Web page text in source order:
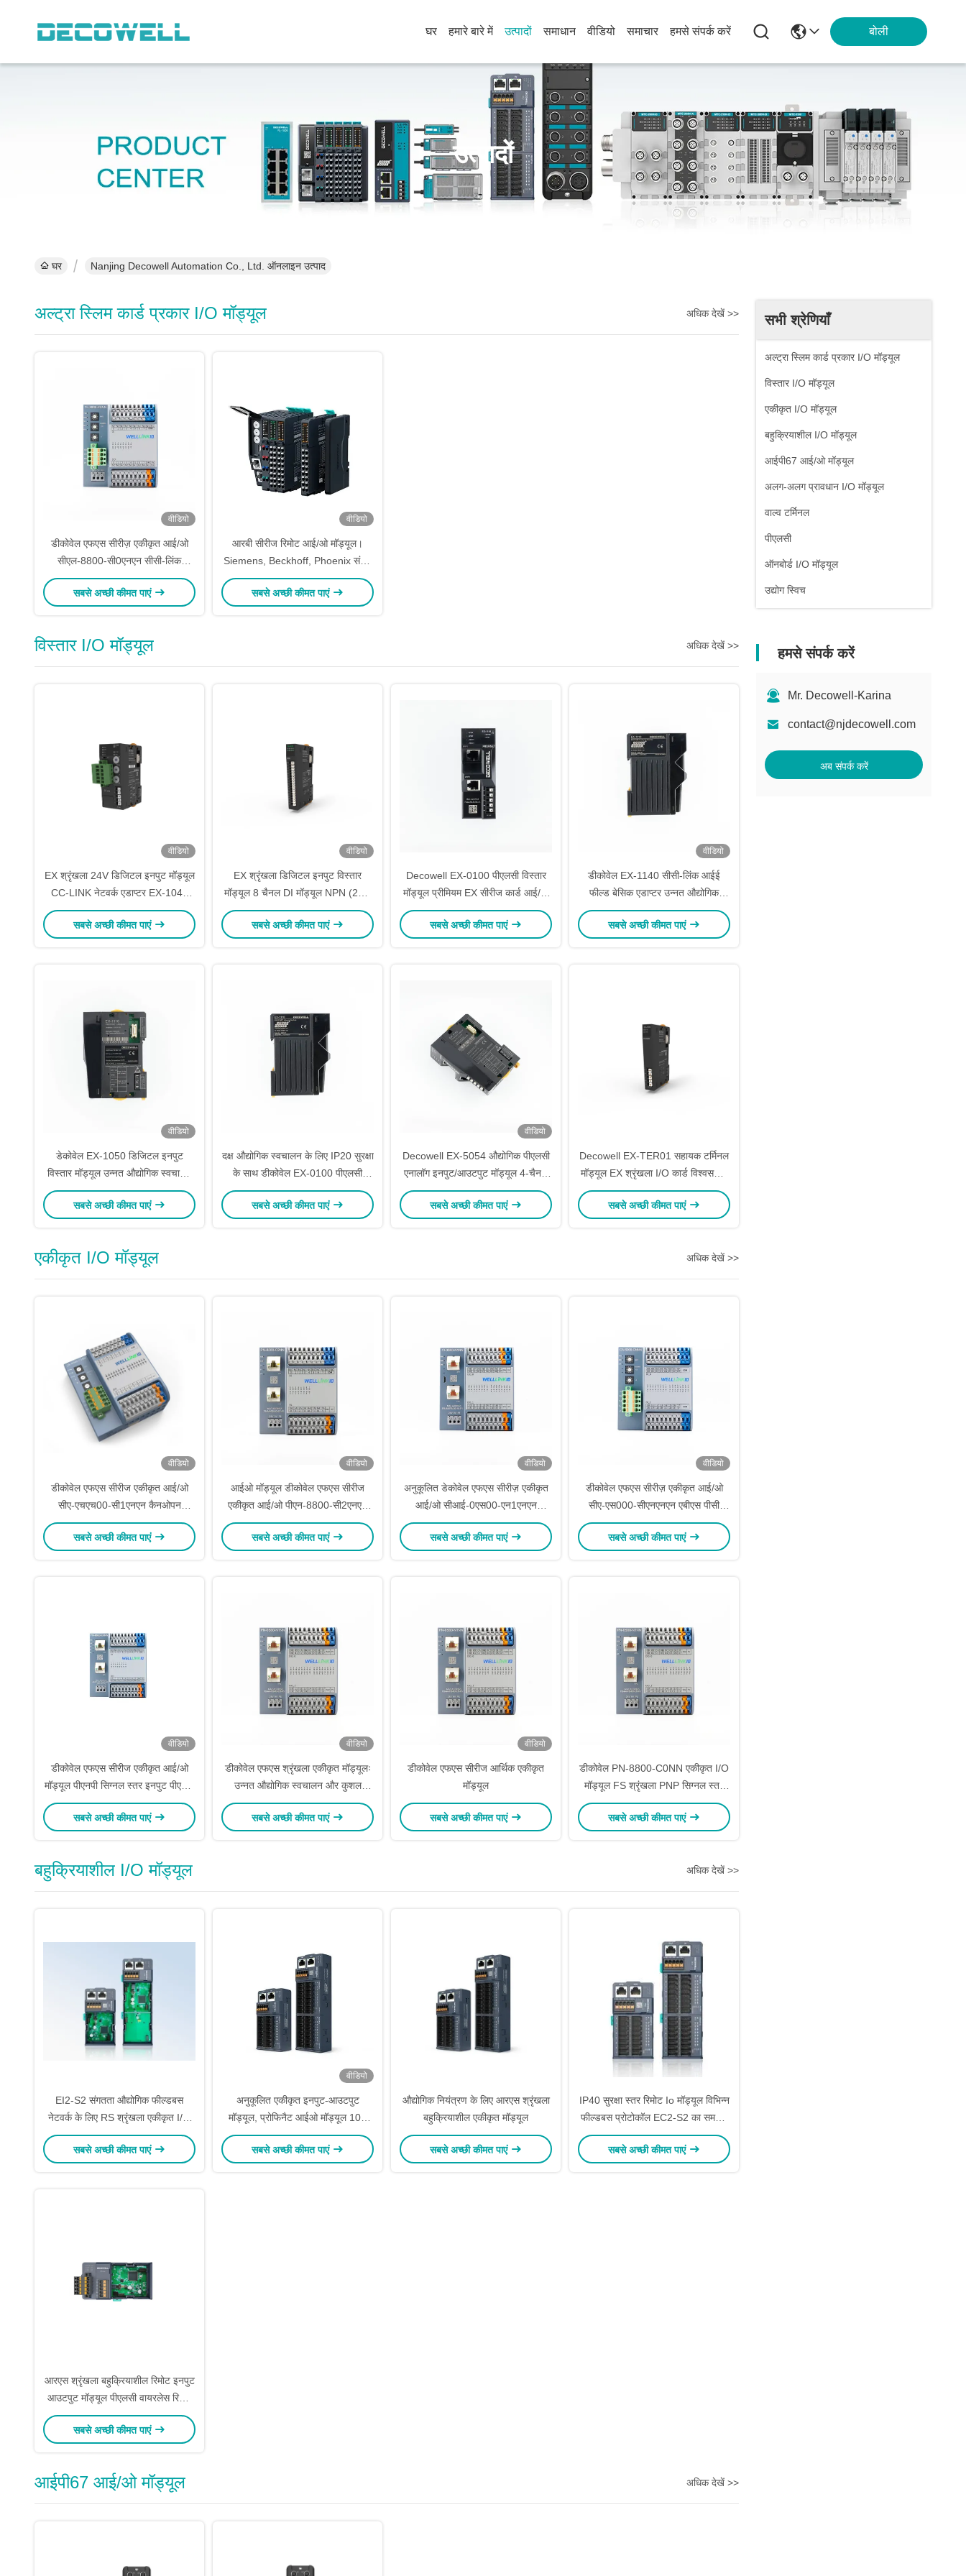
घर हमारे बारे में उत्पादों समाधान वीडियो समाचार हमसे संपर्क करें बोली
उत्पादों
घर Nanjing Decowell Automation Co., Ltd. ऑनलाइन उत्पाद
सभी श्रेणियाँ
अल्ट्रा स्लिम कार्ड प्रकार I/O मॉड्यूल
विस्तार I/O मॉड्यूल
एकीकृत I/O मॉड्यूल
बहुक्रियाशील I/O मॉड्यूल
आईपी67 आई/ओ मॉड्यूल
अलग-अलग प्रावधान I/O मॉड्यूल
वाल्व टर्मिनल
पीएलसी
ऑनबोर्ड I/O मॉड्यूल
उद्योग स्विच
हमसे संपर्क करें
Mr. Decowell-Karina
contact@njdecowell.com
अब संपर्क करें
अल्ट्रा स्लिम कार्ड प्रकार I/O मॉड्यूल अधिक देखें >>
वीडियो
डीकोवेल एफएस सीरीज़ एकीकृत आई/ओ
सीएल-8800-सी0एनएन सीसी-लिंक
समझौता आई/ओ मॉड्यूल OEM के लिए
सबसे अच्छी कीमत पाएं
वीडियो
आरबी सीरीज रिमोट आई/ओ मॉड्यूल।
Siemens, Beckhoff, Phoenix संपर्क
और Schneider पीएलसी के साथ संगत
सबसे अच्छी कीमत पाएं
विस्तार I/O मॉड्यूल अधिक देखें >>
वीडियो
EX श्रृंखला 24V डिजिटल इनपुट मॉड्यूल
CC-LINK नेटवर्क एडाप्टर EX-1040
IP20 सुरक्षा
सबसे अच्छी कीमत पाएं
वीडियो
EX श्रृंखला डिजिटल इनपुट विस्तार
मॉड्यूल 8 चैनल DI मॉड्यूल NPN (2W-
3W) EX-2018
सबसे अच्छी कीमत पाएं
Decowell EX-0100 पीएलसी विस्तार
मॉड्यूल प्रीमियम EX सीरीज कार्ड आई/ओ
औद्योगिक स्वचालन के लिए IP20 सुरक्षा के
साथ
सबसे अच्छी कीमत पाएं
वीडियो
डीकोवेल EX-1140 सीसी-लिंक आईई
फील्ड बेसिक एडाप्टर उन्नत औद्योगिक
स्वचालन के लिए डिजिटल इनपुट I/O
विस्तार मॉड्यूल
सबसे अच्छी कीमत पाएं
वीडियो
डेकोवेल EX-1050 डिजिटल इनपुट
विस्तार मॉड्यूल उन्नत औद्योगिक स्वचालन
समाधानों के लिए CANopen एडाप्टर
सबसे अच्छी कीमत पाएं
दक्ष औद्योगिक स्वचालन के लिए IP20 सुरक्षा
के साथ डीकोवेल EX-0100 पीएलसी
विस्तार मॉड्यूल EX श्रृंखला कार्ड I/O
सबसे अच्छी कीमत पाएं
वीडियो
Decowell EX-5054 औद्योगिक पीएलसी
एनालॉग इनपुट/आउटपुट मॉड्यूल 4-चैनल
16-बिट समाधान विश्वसनीय स्वचालन के
लिए
सबसे अच्छी कीमत पाएं
Decowell EX-TER01 सहायक टर्मिनल
मॉड्यूल EX श्रृंखला I/O कार्ड विश्वसनीय
औद्योगिक स्वचालन और उन्नत कनेक्टिविटी
के लिए
सबसे अच्छी कीमत पाएं
एकीकृत I/O मॉड्यूल अधिक देखें >>
वीडियो
डीकोवेल एफएस सीरीज एकीकृत आई/ओ
सीए-एचएच00-सी1एनएन कैनओपन
समझौता आई/ओ मॉड्यूल और समाधान
सबसे अच्छी कीमत पाएं
वीडियो
आईओ मॉड्यूल डीकोवेल एफएस सीरीज
एकीकृत आई/ओ पीएन-8800-सी2एनएन
प्रोफाइनट समझौता आई/ओ मॉड्यूल
सबसे अच्छी कीमत पाएं
वीडियो
अनुकूलित डेकोवेल एफएस सीरीज़ एकीकृत
आई/ओ सीआई-0एस00-एन1एनएन
कैनओपन समझौता आई/ओ मॉड्यूल
सबसे अच्छी कीमत पाएं
वीडियो
डीकोवेल एफएस सीरीज़ एकीकृत आई/ओ
सीए-एस000-सीएनएनएन एबीएस पीसी
सामग्री के साथ कैनओपन मॉड्यूल
सबसे अच्छी कीमत पाएं
वीडियो
डीकोवेल एफएस सीरीज एकीकृत आई/ओ
मॉड्यूल पीएनपी सिग्नल स्तर इनपुट पीएनपी
15 -30 वीडीसी पीएन-8800-सी0एनएन के
साथ
सबसे अच्छी कीमत पाएं
वीडियो
डीकोवेल एफएस श्रृंखला एकीकृत मॉड्यूलः
उन्नत औद्योगिक स्वचालन और कुशल
प्रणाली के लिए लागत प्रभावी समाधान
सबसे अच्छी कीमत पाएं
वीडियो
डीकोवेल एफएस सीरीज आर्थिक एकीकृत
मॉड्यूल
सबसे अच्छी कीमत पाएं
डीकोवेल PN-8800-C0NN एकीकृत I/O
मॉड्यूल FS श्रृंखला PNP सिग्नल स्तर
इनपुट, PNP 15 - 30VDC
सबसे अच्छी कीमत पाएं
बहुक्रियाशील I/O मॉड्यूल अधिक देखें >>
EI2-S2 संगतता औद्योगिक फील्डबस
नेटवर्क के लिए RS श्रृंखला एकीकृत I/O
मॉड्यूल
सबसे अच्छी कीमत पाएं
वीडियो
अनुकूलित एकीकृत इनपुट-आउटपुट
मॉड्यूल, प्रोफिनैट आईओ मॉड्यूल 100
एमबीपीएस आरएस श्रृंखला
सबसे अच्छी कीमत पाएं
औद्योगिक नियंत्रण के लिए आरएस श्रृंखला
बहुक्रियाशील एकीकृत मॉड्यूल
सबसे अच्छी कीमत पाएं
IP40 सुरक्षा स्तर रिमोट Io मॉड्यूल विभिन्न
फील्डबस प्रोटोकॉल EC2-S2 का समर्थन
करते हैं
सबसे अच्छी कीमत पाएं
आरएस श्रृंखला बहुक्रियाशील रिमोट इनपुट
आउटपुट मॉड्यूल पीएलसी वायरलेस रिमोट
Io
सबसे अच्छी कीमत पाएं
आईपी67 आई/ओ मॉड्यूल अधिक देखें >>